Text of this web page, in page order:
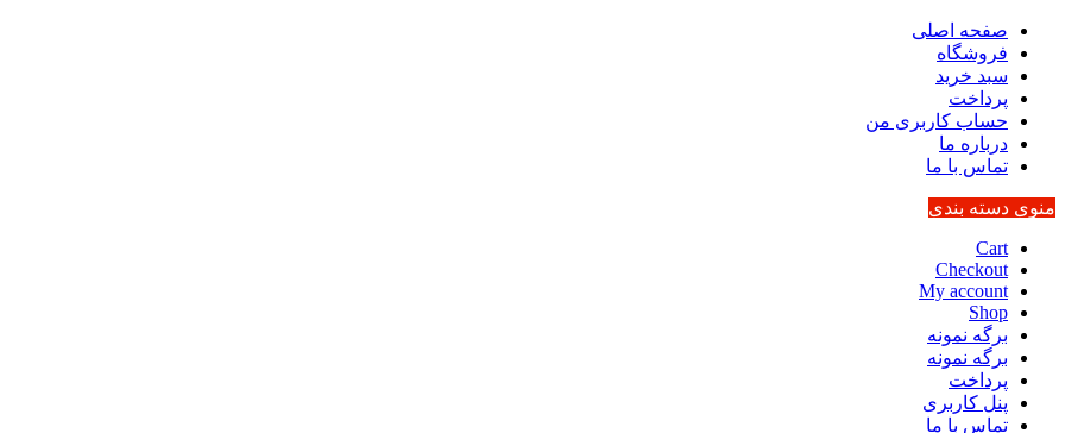
صفحه اصلی
فروشگاه
سبد خرید
پرداخت
حساب کاربری من
درباره ما
تماس با ما
منوی دسته بندی
Cart
Checkout
My account
Shop
برگه نمونه
برگه نمونه
پرداخت
پنل کاربری
تماس با ما